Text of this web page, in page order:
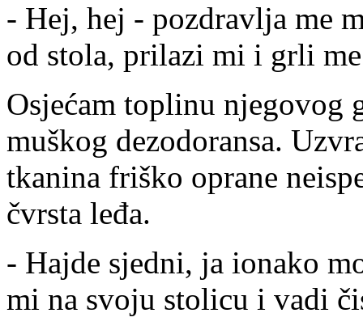
- Hej, hej - pozdravlja me
od stola, prilazi mi i grli
Osjećam toplinu njegovog
muškog dezodoransa.
tkanina friško oprane
čvrsta leđa.
- Hajde sjedni, ja ionako
mi na svoju stolicu i vadi